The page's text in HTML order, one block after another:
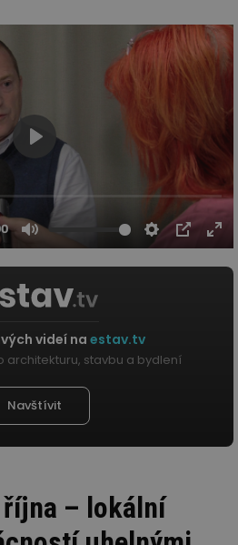
videí na estav.tv
architekturu, stavbu a bydlení
Navštívit
října – lokální